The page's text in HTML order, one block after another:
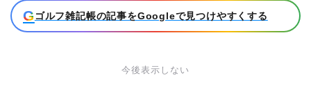
G ゴルフ雑記帳の記事をGoogleで見つけやすくする
今後表示しない